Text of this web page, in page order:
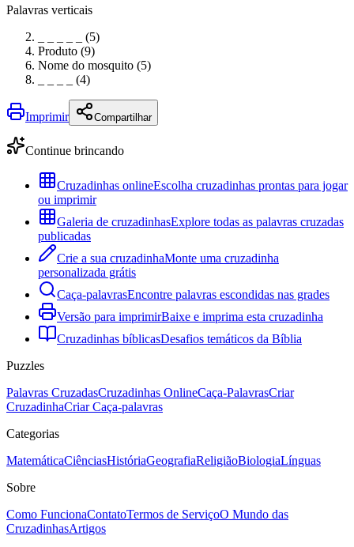
Palavras verticais
_ _ _ _ _ (5)
Produto (9)
Nome do mosquito (5)
_ _ _ _ (4)
Imprimir Compartilhar
Continue brincando
Cruzadinhas onlineEscolha cruzadinhas prontas para jogar
ou imprimir
Galeria de cruzadinhasExplore todas as palavras cruzadas
publicadas
Crie a sua cruzadinhaMonte uma cruzadinha
personalizada grátis
Caça-palavrasEncontre palavras escondidas nas grades
Versão para imprimirBaixe e imprima esta cruzadinha
Cruzadinhas bíblicasDesafios temáticos da Bíblia
Puzzles
Palavras CruzadasCruzadinhas OnlineCaça-PalavrasCriar
CruzadinhaCriar Caça-palavras
Categorias
MatemáticaCiênciasHistóriaGeografiaReligiãoBiologiaLínguas
Sobre
Como FuncionaContatoTermos de ServiçoO Mundo das
CruzadinhasArtigos